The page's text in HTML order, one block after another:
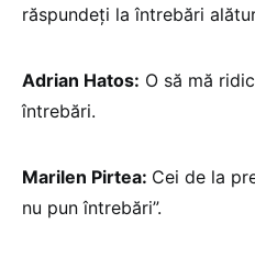
răspundeți la întrebări
Adrian Hatos: O să mă
întrebări.
Marilen Pirtea: Cei de la
nu pun întrebări”.